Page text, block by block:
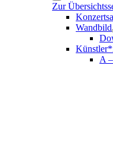
Zur
Wandbild
A